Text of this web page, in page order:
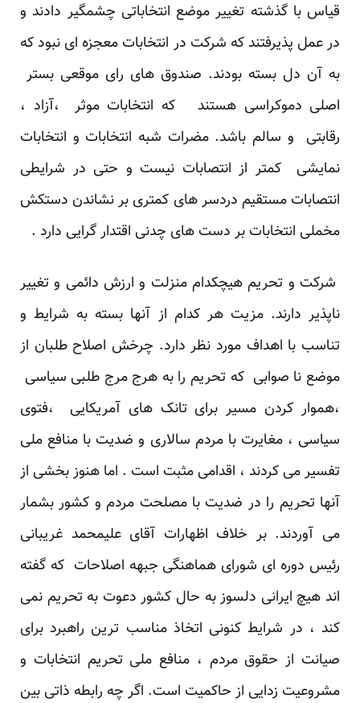
قیاس با گذشته تغییر موضع انتخاباتی چشمگیر دادند و
در عمل پذیرفتند که شرکت در انتخابات معجزه ای نبود که
به آن دل بسته بودند. صندوق های رای موقعی بستر
اصلی دموکراسی هستند که انتخابات موثر ،آزاد ،
رقابتی و سالم باشد. مضرات شبه انتخابات و انتخابات
نمایشی کمتر از انتصابات نیست و حتی در شرایطی
انتصابات مستقیم دردسر های کمتری بر نشاندن دستکش
مخملی انتخابات بر دست های چدنی اقتدار گرایی دارد .
شرکت و تحریم هیچکدام منزلت و ارزش دائمی و تغییر
ناپذیر دارند. مزیت هر کدام از آنها بسته به شرایط و
تناسب با اهداف مورد نظر دارد. چرخش اصلاح طلبان از
موضع نا صوابی که تحریم را به هرج مرج طلبی سیاسی
،هموار کردن مسیر برای تانک های آمریکایی ،فتوی
سیاسی ، مغایرت با مردم سالاری و ضدیت با منافع ملی
تفسیر می کردند ، اقدامی مثبت است . اما هنوز بخشی از
آنها تحریم را در ضدیت با مصلحت مردم و کشور بشمار
می آوردند. بر خلاف اظهارات آقای علیمحمد غریبانی
رئیس دوره ای شورای هماهنگی جبهه اصلاحات که گفته
اند هیچ ایرانی دلسوز به حال کشور دعوت به تحریم نمی
کند ، در شرایط کنونی اتخاذ مناسب ترین راهبرد برای
صیانت از حقوق مردم ، منافع ملی تحریم انتخابات و
مشروعیت زدایی از حاکمیت است. اگر چه رابطه ذاتی بین